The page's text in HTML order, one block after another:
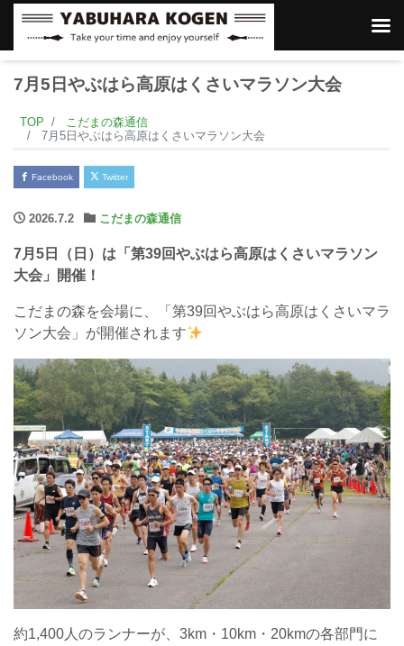
7月5日やぶはら高原はくさいマラソン大会
TOP
こだまの森通信
7月5日やぶはら高原はくさいマラソン大会
Facebook Twitter
2026.7.2 こだまの森通信
7月5日（日）は「第39回やぶはら高原はくさいマラソン
大会」開催！
こだまの森を会場に、「第39回やぶはら高原はくさいマラ
ソン大会」が開催されます
約1,400人のランナーが、3km・10km・20kmの各部門に